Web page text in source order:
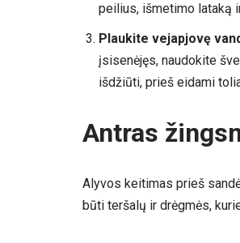
peilius, išmetimo lataką
Plaukite vejapjovę
įsisenėjęs, naudokite
išdžiūti, prieš eidami
Antras
Alyvos keitimas prieš
būti teršalų ir drėgmės,